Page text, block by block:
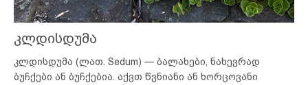
კლდისდუმა
კლდისდუმა (ლათ. Sedum) — ბალახები, ნახევრად
ბუჩქები ან ბუჩქებია. აქვთ წვნიანი ან ხორცოვანი